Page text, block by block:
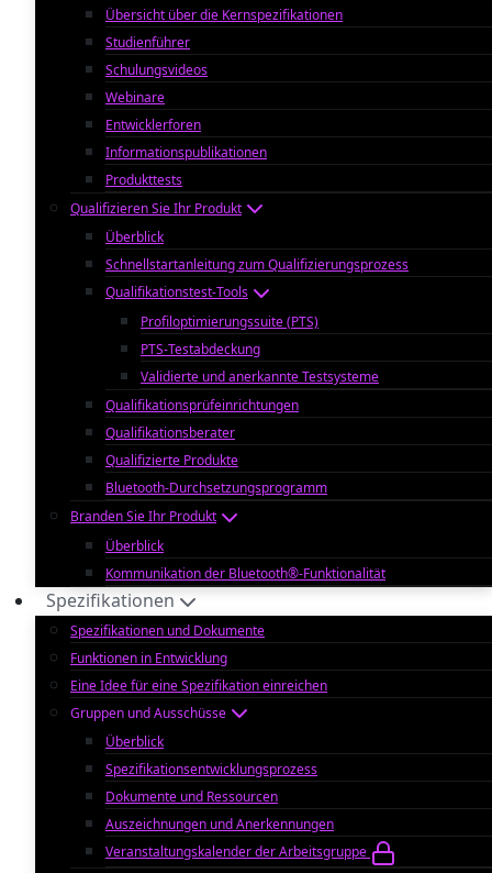
Übersicht über die Kernspezifikationen
Studienführer
Schulungsvideos
Webinare
Entwicklerforen
Informationspublikationen
Produkttests
Qualifizieren Sie Ihr Produkt
Überblick
Schnellstartanleitung zum Qualifizierungsprozess
Qualifikationstest-Tools
Profiloptimierungssuite (PTS)
PTS-Testabdeckung
Validierte und anerkannte Testsysteme
Qualifikationsprüfeinrichtungen
Qualifikationsberater
Qualifizierte Produkte
Bluetooth-Durchsetzungsprogramm
Branden Sie Ihr Produkt
Überblick
Kommunikation der Bluetooth®-Funktionalität
Spezifikationen
Spezifikationen und Dokumente
Funktionen in Entwicklung
Eine Idee für eine Spezifikation einreichen
Gruppen und Ausschüsse
Überblick
Spezifikationsentwicklungsprozess
Dokumente und Ressourcen
Auszeichnungen und Anerkennungen
Veranstaltungskalender der Arbeitsgruppe